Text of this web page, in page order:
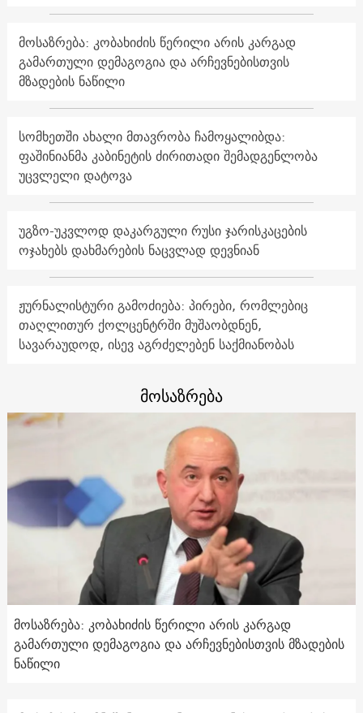
მოსაზრება: კობახიძის წერილი არის კარგად
გამართული დემაგოგია და არჩევნებისთვის
მზადების ნაწილი
სომხეთში ახალი მთავრობა ჩამოყალიბდა:
ფაშინიანმა კაბინეტის ძირითადი შემადგენლობა
უცვლელი დატოვა
უგზო-უკვლოდ დაკარგული რუსი ჯარისკაცების
ოჯახებს დახმარების ნაცვლად დევნიან
ჟურნალისტური გამოძიება: პირები, რომლებიც
თაღლითურ ქოლცენტრში მუშაობდნენ,
სავარაუდოდ, ისევ აგრძელებენ საქმიანობას
მოსაზრება
მოსაზრება: კობახიძის წერილი არის კარგად
გამართული დემაგოგია და არჩევნებისთვის მზადების
ნაწილი